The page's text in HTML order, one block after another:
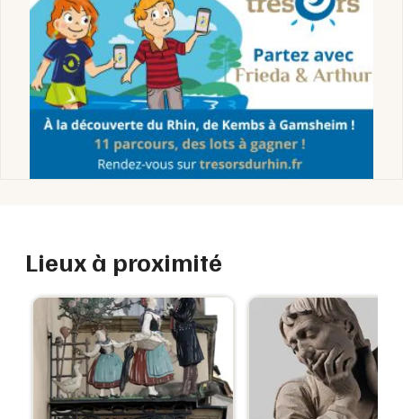
Lieux à proximité